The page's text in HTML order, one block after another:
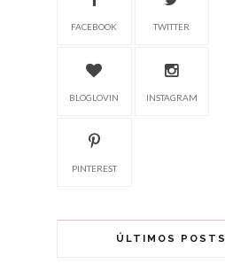
FACEBOOK TWITTER
BLOGLOVIN INSTAGRAM
PINTEREST
ÚLTIMOS POSTS